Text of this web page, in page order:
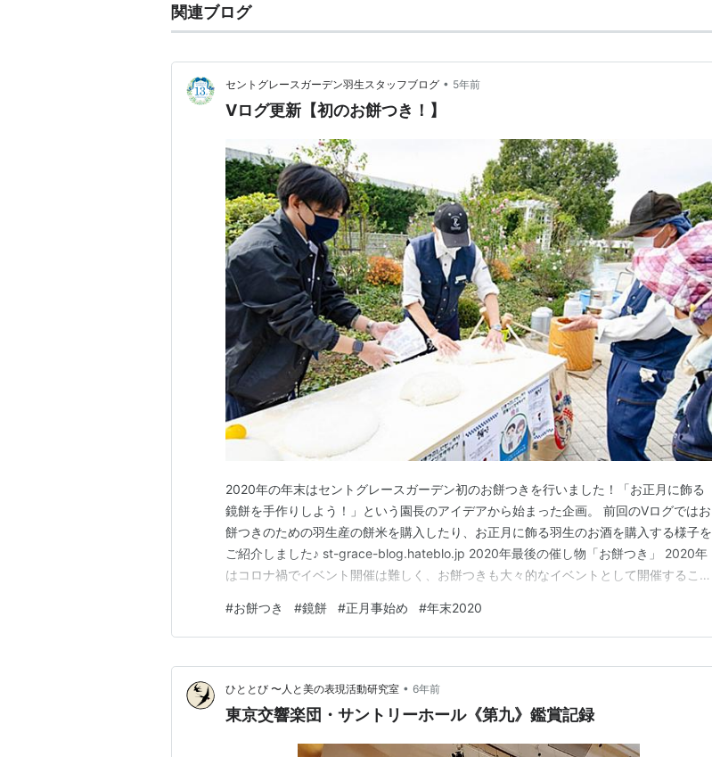
関連ブログ
セントグレースガーデン羽生スタッフブログ • 5年前
Vログ更新【初のお餅つき！】
2020年の年末はセントグレースガーデン初のお餅つきを行いました！「お正月に飾る
鏡餅を手作りしよう！」という園長のアイデアから始まった企画。 前回のVログではお
餅つきのための羽生産の餅米を購入したり、お正月に飾る羽生のお酒を購入する様子を
ご紹介しました♪ st-grace-blog.hateblo.jp 2020年最後の催し物「お餅つき」 2020年
はコロナ禍でイベント開催は難しく、お餅つきも大々的なイベントとして開催すること
しいな♪と思いながら、霊園スタッフみんなで準備いたしました。当園インスタライブ
のファンの方や…
#お餅つき #鏡餅 #正月事始め #年末2020
ひととび 〜人と美の表現活動研究室 • 6年前
東京交響楽団・サントリーホール《第九》鑑賞記録